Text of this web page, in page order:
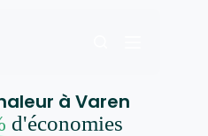
à Varen
d'économies